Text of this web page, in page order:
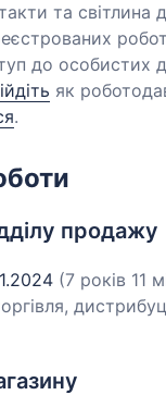
та світлина
до особистих
як
.
продажу
(7 років 11